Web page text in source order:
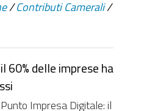
/Contributi Camerali /
60% delle imprese ha
Impresa Digitale: il